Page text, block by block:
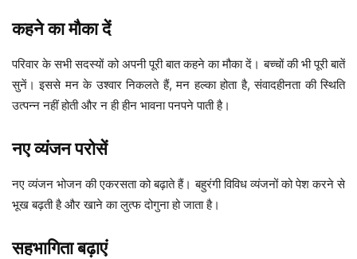
कहने का मौका दें
परिवार के सभी सदस्यों को अपनी पूरी बात कहने का मौका दें। बच्चों की भी पूरी बातें
सुनें। इससे मन के उश्वार निकलते हैं, मन हल्का होता है, संवादहीनता की स्थिति
उत्पन्न नहीं होती और न ही हीन भावना पनपने पाती है।
नए व्यंजन परोसें
नए व्यंजन भोजन की एकरसता को बढ़ाते हैं। बहुरंगी विविध व्यंजनों को पेश करने से
भूख बढ़ती है और खाने का लुत्फ दोगुना हो जाता है।
सहभागिता बढ़ाएं